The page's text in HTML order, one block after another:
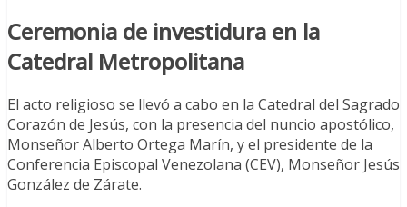
Ceremonia de investidura en la
Catedral Metropolitana
El acto religioso se llevó a cabo en la Catedral del Sagrado
Corazón de Jesús, con la presencia del nuncio apostólico,
Monseñor Alberto Ortega Marín, y el presidente de la
Conferencia Episcopal Venezolana (CEV), Monseñor Jesús
González de Zárate.